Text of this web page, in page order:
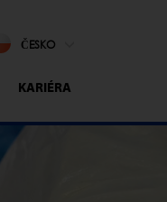
ČESKO
KARIÉRA